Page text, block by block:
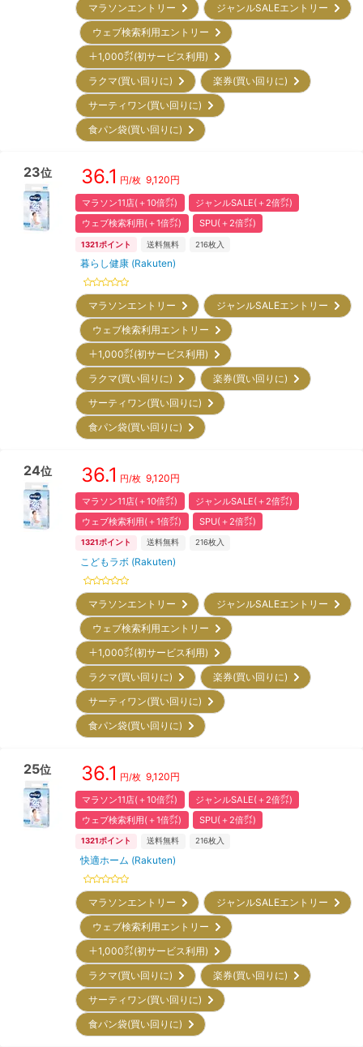
マラソンエントリー
ジャンルSALEエントリー
ウェブ検索利用エントリー
＋1,000㌽(初サービス利用)
ラクマ(買い回りに)
楽券(買い回りに)
サーティワン(買い回りに)
食パン袋(買い回りに)
23位 36.1 円/枚 9,120円
マラソン11店(＋10倍㌽)
ジャンルSALE(＋2倍㌽)
ウェブ検索利用(＋1倍㌽)
SPU(＋2倍㌽)
1321ポイント 送料無料 216枚入
暮らし健康 (Rakuten)
マラソンエントリー
ジャンルSALEエントリー
ウェブ検索利用エントリー
＋1,000㌽(初サービス利用)
ラクマ(買い回りに)
楽券(買い回りに)
サーティワン(買い回りに)
食パン袋(買い回りに)
24位 36.1 円/枚 9,120円
マラソン11店(＋10倍㌽)
ジャンルSALE(＋2倍㌽)
ウェブ検索利用(＋1倍㌽)
SPU(＋2倍㌽)
1321ポイント 送料無料 216枚入
こどもラボ (Rakuten)
マラソンエントリー
ジャンルSALEエントリー
ウェブ検索利用エントリー
＋1,000㌽(初サービス利用)
ラクマ(買い回りに)
楽券(買い回りに)
サーティワン(買い回りに)
食パン袋(買い回りに)
25位 36.1 円/枚 9,120円
マラソン11店(＋10倍㌽)
ジャンルSALE(＋2倍㌽)
ウェブ検索利用(＋1倍㌽)
SPU(＋2倍㌽)
1321ポイント 送料無料 216枚入
快適ホーム (Rakuten)
マラソンエントリー
ジャンルSALEエントリー
ウェブ検索利用エントリー
＋1,000㌽(初サービス利用)
ラクマ(買い回りに)
楽券(買い回りに)
サーティワン(買い回りに)
食パン袋(買い回りに)